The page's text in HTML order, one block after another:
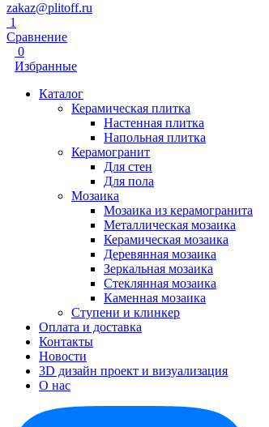
zakaz@plitoff.ru
1
Сравнение
0
Избранные
Каталог
Керамическая плитка
Настенная плитка
Напольная плитка
Керамогранит
Для стен
Для пола
Мозаика
Мозаика из керамогранита
Металлическая мозаика
Керамическая мозаика
Деревянная мозаика
Зеркальная мозаика
Стеклянная мозаика
Каменная мозаика
Ступени и клинкер
Оплата и доставка
Контакты
Новости
3D дизайн проект и визуализация
О нас